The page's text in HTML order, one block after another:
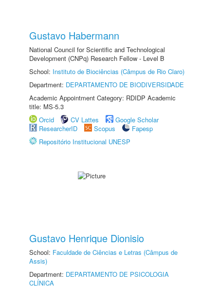
Gustavo Habermann
National Council for Scientific and Technological
Development (CNPq) Research Fellow - Level B
School: Instituto de Biociências (Câmpus de Rio Claro)
Department: DEPARTAMENTO DE BIODIVERSIDADE
Academic Appointment Category: RDIDP Academic
title: MS-5.3
Orcid
CV Lattes
Google Scholar
ResearcherID
Scopus
Fapesp
Repositório Institucional UNESP
Gustavo Henrique Dionisio
School: Faculdade de Ciências e Letras (Câmpus de
Assis)
Department: DEPARTAMENTO DE PSICOLOGIA
CLÍNICA